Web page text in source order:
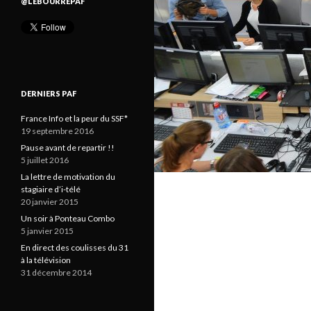
DERNIERS PAF
France Info et la peur du SSF*
19 septembre 2016
Pause avant de repartir !!
5 juillet 2016
La lettre de motivation du
stagiaire d’i-télé
20 janvier 2015
Un soir à Ponteau Combo
5 janvier 2015
En direct des coulisses du 31
à la télévision
31 décembre 2014